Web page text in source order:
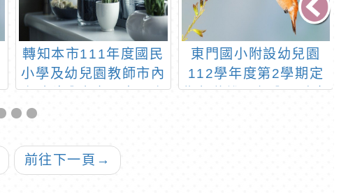
轉知本市111年度國民
小學及幼兒園教師市內
介聘積分審查暨市內介
東門國小附設幼兒園
112學年度第2學期定
期契約進用部分工時廚
前往下一頁 →